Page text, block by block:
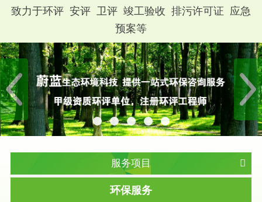
致力于环评 安评 卫评 竣工验收 排污许可证 应急
预案等
服务项目
环保服务